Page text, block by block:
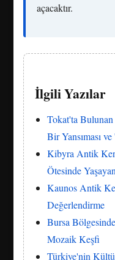
açacaktır.
İlgili Yazılar
Tokat'ta
Bir Yansıması
Kibyra Antik
Ötesinde
Kaunos Antik
Değerlendirme
Bursa
Mozaik Keşfi
Türkiye'nin